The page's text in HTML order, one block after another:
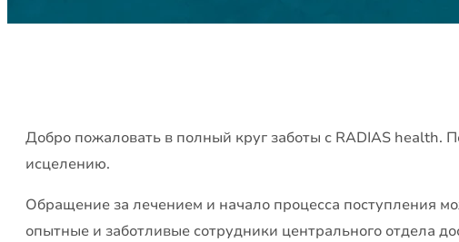
Добро пожаловать в полный круг заботы с RADIAS health.
исцелению.
Обращение за лечением и начало процесса поступления
опытные и заботливые сотрудники центрального отдела